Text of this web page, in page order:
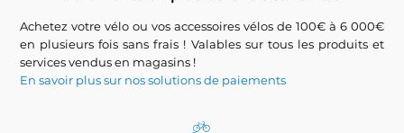
Achetez votre vélo ou vos accessoires vélos de 100€ à 6 000€
en plusieurs fois sans frais ! Valables sur tous les produits et
services vendus en magasins !
En savoir plus sur nos solutions de paiements